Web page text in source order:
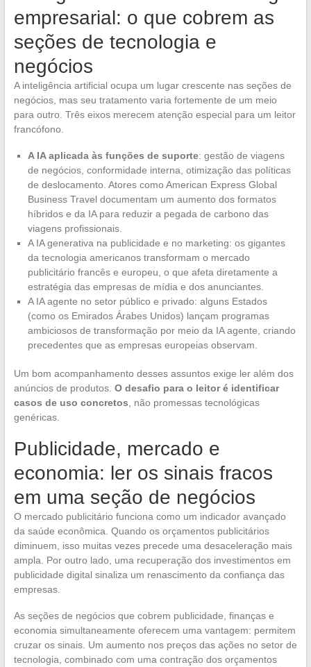
empresarial: o que cobrem as
seções de tecnologia e
negócios
A inteligência artificial ocupa um lugar crescente nas seções de
negócios, mas seu tratamento varia fortemente de um meio
para outro. Três eixos merecem atenção especial para um leitor
francófono.
A IA aplicada às funções de suporte: gestão de viagens
de negócios, conformidade interna, otimização das políticas
de deslocamento. Atores como American Express Global
Business Travel documentam um aumento dos formatos
híbridos e da IA para reduzir a pegada de carbono das
viagens profissionais.
A IA generativa na publicidade e no marketing: os gigantes
da tecnologia americanos transformam o mercado
publicitário francês e europeu, o que afeta diretamente a
estratégia das empresas de mídia e dos anunciantes.
A IA agente no setor público e privado: alguns Estados
(como os Emirados Árabes Unidos) lançam programas
ambiciosos de transformação por meio da IA agente, criando
precedentes que as empresas europeias observam.
Um bom acompanhamento desses assuntos exige ler além dos
anúncios de produtos. O desafio para o leitor é identificar
casos de uso concretos , não promessas tecnológicas
genéricas.
Publicidade, mercado e
economia: ler os sinais fracos
em uma seção de negócios
O mercado publicitário funciona como um indicador avançado
da saúde econômica. Quando os orçamentos publicitários
diminuem, isso muitas vezes precede uma desaceleração mais
ampla. Por outro lado, uma recuperação dos investimentos em
publicidade digital sinaliza um renascimento da confiança das
empresas.
As seções de negócios que cobrem publicidade, finanças e
economia simultaneamente oferecem uma vantagem: permitem
cruzar os sinais. Um aumento nos preços das ações no setor de
tecnologia, combinado com uma contração dos orçamentos